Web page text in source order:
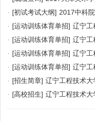
· [初试考试大纲] 2017中科
· [运动训练体育单招] 辽宁工
· [运动训练体育单招] 辽宁工
· [运动训练体育单招] 辽宁工
· [运动训练体育单招] 辽宁工
· [招生简章] 辽宁工程技术
· [高校招生] 辽宁工程技术